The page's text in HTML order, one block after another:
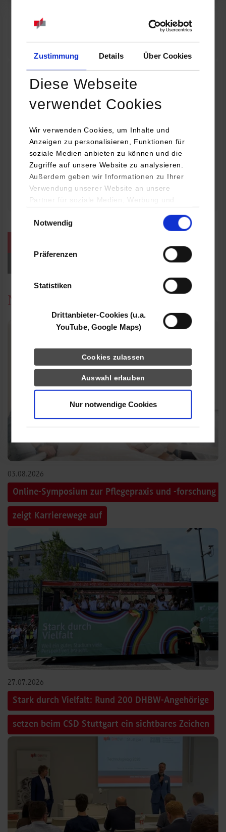
Zustimmung Details Über Cookies
Diese Webseite
verwendet Cookies
Wir verwenden Cookies, um Inhalte und
Anzeigen zu personalisieren, Funktionen für
soziale Medien anbieten zu können und die
Zugriffe auf unsere Website zu analysieren.
Außerdem geben wir Informationen zu Ihrer
Verwendung unserer Website an unsere
Partner für soziale Medien, Werbung und
YouTube, Google Maps) führen diese
Daten zusammen, die Sie ihnen bereitgestellt
haben oder die sie im Rahmen Ihrer Nutzung
Notwendig
Präferenzen
Statistiken
Drittanbieter-Cookies (u.a.
YouTube, Google Maps)
Cookies zulassen
Auswahl erlauben
Nur notwendige Cookies
Online INDIS-Infoveranstaltung für Studierende
Zum Event
Batterietechnologien und innovative Fahrzeugkonzepte für
nachhaltige Mobilität in Stadt und…
Zum Event
weitere Veranstaltungen / Termine
03.08.2026
Online-Symposium zur Pflegepraxis und -forschung
zeigt Karrierewege auf
27.07.2026
Stark durch Vielfalt: Rund 200 DHBW-Angehörige
setzen beim CSD Stuttgart ein sichtbares Zeichen